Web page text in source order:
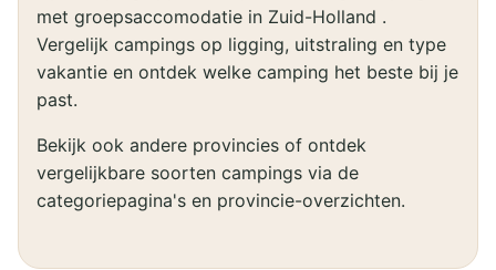
met groepsaccomodatie in Zuid-Holland .
Vergelijk campings op ligging, uitstraling en type
vakantie en ontdek welke camping het beste bij je
past.
Bekijk ook andere provincies of ontdek
vergelijkbare soorten campings via de
categoriepagina's en provincie-overzichten.